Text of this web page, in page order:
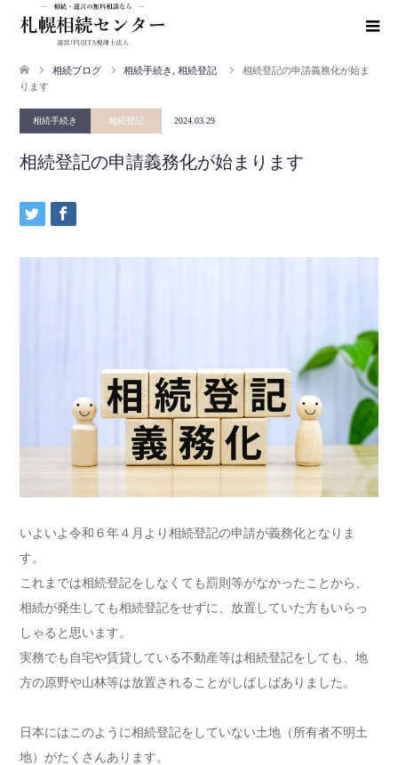
相続ブログ 相続手続き 相続登記
相続登記の申請義務化が始ま
ります
相続手続き 相続登記 2024.03.29
相続登記の申請義務化が始まります
いよいよ令和６年４月より相続登記の申請が義務化となりま
す。
これまでは相続登記をしなくても罰則等がなかったことから、
相続が発生しても相続登記をせずに、放置していた方もいらっ
しゃると思います。
実務でも自宅や賃貸している不動産等は相続登記をしても、地
方の原野や山林等は放置されることがしばしばありました。
日本にはこのように相続登記をしていない土地（所有者不明土
地）がたくさんあります。